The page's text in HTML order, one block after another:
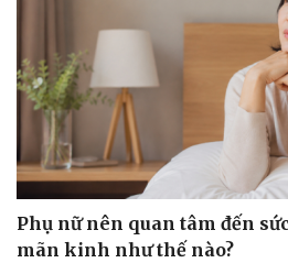
Sức khỏe
Cây thuốc
Sản phụ khoa
Đời
Phụ nữ nên quan tâm đến
mãn kinh như thế nào?